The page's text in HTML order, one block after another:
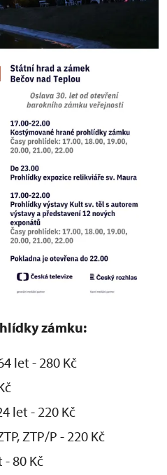
zámku:
let - 280 Kč
let - 220 Kč
ZTP/P - 220 Kč
80 Kč